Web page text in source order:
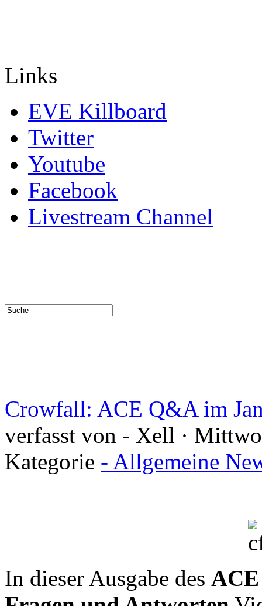
Links
EVE Killboard
Twitter
Youtube
Facebook
Livestream Channel
Crowfall: ACE Q&A im
verfasst von - Xell ·
Kategorie - Allgemeine
In dieser Ausgabe des ACE